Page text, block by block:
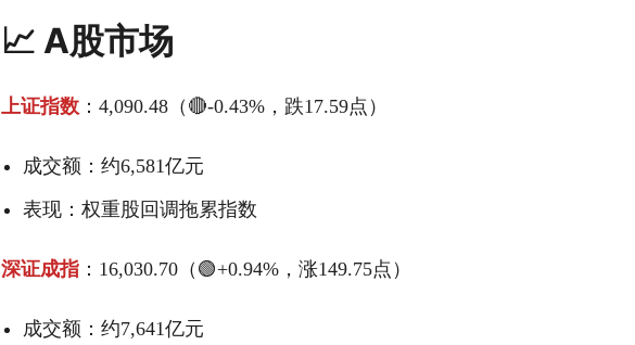
📈 A股市场
上证指数 ：4,090.48（🔴-0.43%，跌17.59点）
成交额：约6,581亿元
表现：权重股回调拖累指数
深证成指 ：16,030.70（🟢+0.94%，涨149.75点）
成交额：约7,641亿元